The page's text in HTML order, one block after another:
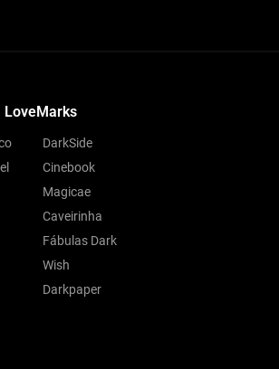
LoveMarks
DarkSide
Cinebook
Magicae
Caveirinha
Fábulas Dark
Wish
Darkpaper